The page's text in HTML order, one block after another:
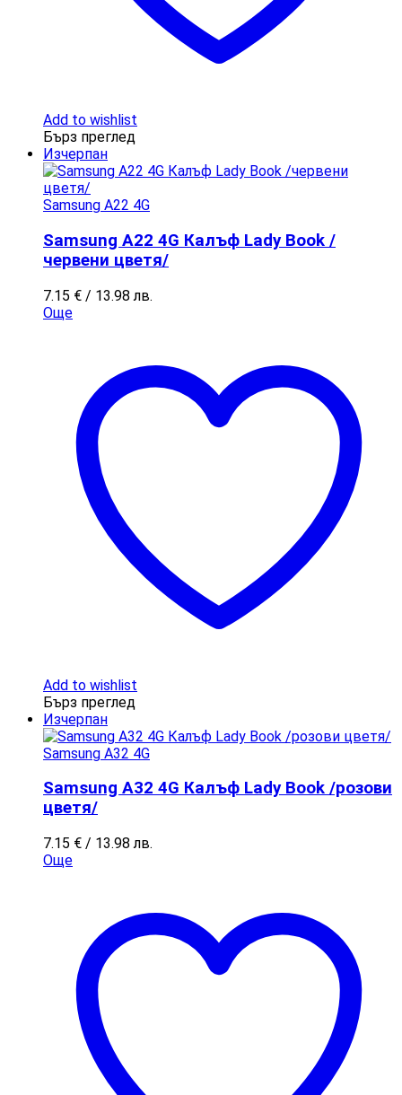
Add to wishlist
Бърз преглед
Изчерпан
Samsung A22 4G
Samsung A22 4G Калъф Lady Book /
червени цветя/
7.15 € / 13.98 лв.
Още
Add to wishlist
Бърз преглед
Изчерпан
Samsung A32 4G
Samsung A32 4G Калъф Lady Book /розови
цветя/
7.15 € / 13.98 лв.
Още